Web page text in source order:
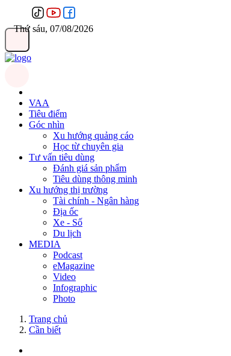
Thứ sáu, 07/08/2026
VAA
Tiêu điểm
Góc nhìn
Xu hướng quảng cáo
Học từ chuyên gia
Tư vấn tiêu dùng
Đánh giá sản phẩm
Tiêu dùng thông minh
Xu hướng thị trường
Tài chính - Ngân hàng
Địa ốc
Xe - Số
Du lịch
MEDIA
Podcast
eMagazine
Video
Infographic
Photo
Trang chủ
Cần biết